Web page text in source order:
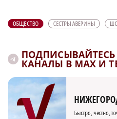
ОБЩЕСТВО СЕСТРЫ АВЕРИНЫ
КАНАЛЫ В MAX И
Быстро, честно,